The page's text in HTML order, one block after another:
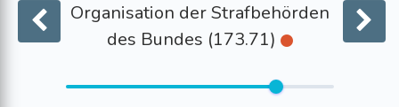
Organisation der Strafbehörden
des Bundes (173.71)